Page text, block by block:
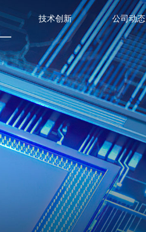
技术创新 公司动态